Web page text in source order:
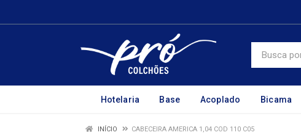
Hotelaria Base Acoplado Bicama
INÍCIO CABECEIRA AMERICA 1,04 COD 110 C05